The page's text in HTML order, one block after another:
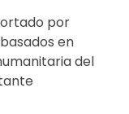
por
en
del